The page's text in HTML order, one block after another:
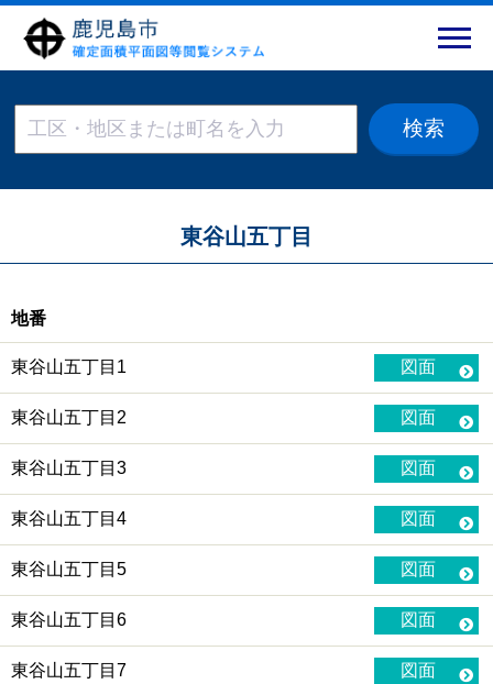
東谷山五丁目
地番
東谷山五丁目1 図面
東谷山五丁目2 図面
東谷山五丁目3 図面
東谷山五丁目4 図面
東谷山五丁目5 図面
東谷山五丁目6 図面
東谷山五丁目7 図面